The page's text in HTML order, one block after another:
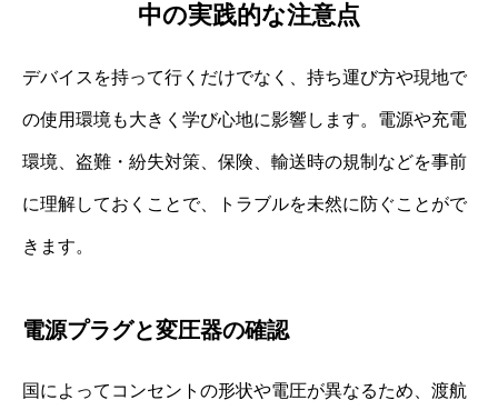
中の実践的な注意点
デバイスを持って行くだけでなく、持ち運び方や現地で
の使用環境も大きく学び心地に影響します。電源や充電
環境、盗難・紛失対策、保険、輸送時の規制などを事前
に理解しておくことで、トラブルを未然に防ぐことがで
きます。
電源プラグと変圧器の確認
国によってコンセントの形状や電圧が異なるため、渡航